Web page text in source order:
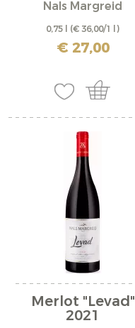
Nals Margreid
0,75 l (€ 36,00/1 l)
inkl. MwSt. zzgl. Versandkosten
€ 27,00
Merlot "Levad"
2021